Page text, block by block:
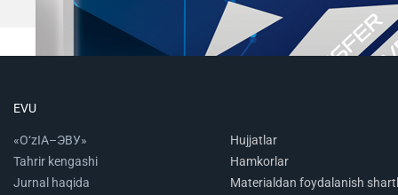
EVU
«O‘zIA–ЭВУ»
Tahrir kengashi
Jurnal haqida
Hujjatlar
Hamkorlar
Materialdan foydalanish